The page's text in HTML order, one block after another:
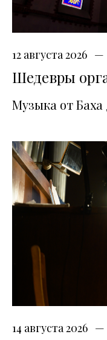
12 августа 2026
Шедевры
Музыка от Баха
14 августа 2026